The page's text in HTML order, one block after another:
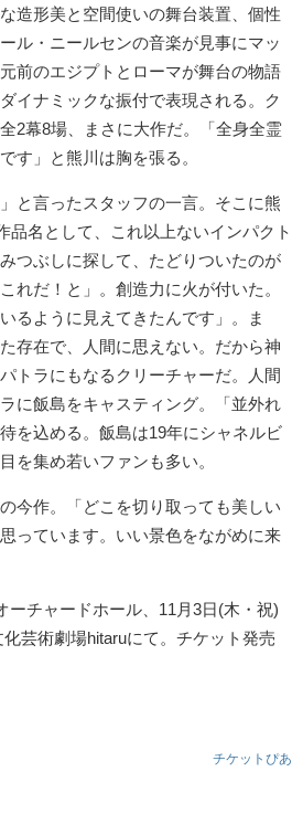
造形美と空間使いの舞台装置、個性
ル・ニールセンの音楽が見事にマッ
前のエジプトとローマが舞台の物語
イナミックな振付で表現される。ク
2幕8場、まさに大作だ。「全身全霊
す」と熊川は胸を張る。
と言ったスタッフの一言。そこに熊
品名として、これ以上ないインパクト
つぶしに探して、たどりついたのが
れだ！と」。創造力に火が付いた。
るように見えてきたんです」。ま
存在で、人間に思えない。だから神
トラにもなるクリーチャーだ。人間
に飯島をキャスティング。「並外れ
を込める。飯島は19年にシャネルビ
を集め若いファンも多い。
今作。「どこを切り取っても美しい
っています。いい景色をながめに来
ーチャードホール、11月3日(木・祝)
芸術劇場hitaruにて。チケット発売
チケットぴあ